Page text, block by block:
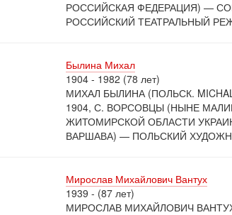
РОССИЙСКАЯ ФЕДЕРАЦИЯ) —
РОССИЙСКИЙ ТЕАТРАЛЬНЫЙ
Былина Михал
1904 - 1982 (78 лет)
МИХАЛ БЫЛИНА (ПОЛЬСК.
1904, С. ВОРСОВЦЫ (НЫНЕ
ЖИТОМИРСКОЙ ОБЛАСТИ
ВАРШАВА) — ПОЛЬСКИЙ
Мирослав Михайлович Вантух
1939 - (87 лет)
МИРОСЛАВ МИХАЙЛОВИЧ